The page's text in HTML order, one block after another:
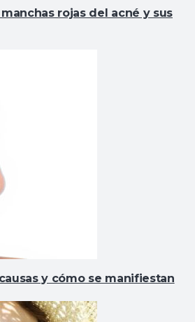
rojas del acné y sus
y cómo se manifiestan